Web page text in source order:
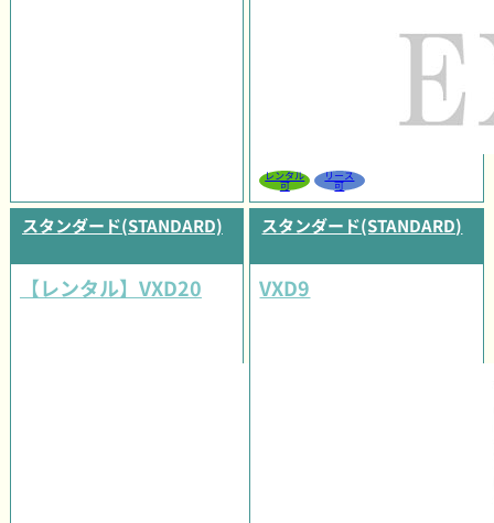
レンタル
可
リース
可
スタンダード(STANDARD)
【レンタル】VXD20
スタンダード(STANDARD)
VXD9